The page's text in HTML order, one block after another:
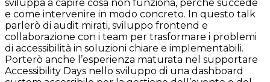
sviluppa a capire cosa non funziona, perché succede
e come intervenire in modo concreto. In questo talk
parlerò di audit mirati, sviluppo frontend e
collaborazione con i team per trasformare i problemi
di accessibilità in soluzioni chiare e implementabili.
Porterò anche l’esperienza maturata nel supportare
Accessibility Days nello sviluppo di una dashboard